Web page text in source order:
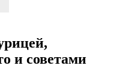
и советами